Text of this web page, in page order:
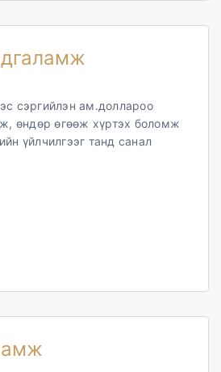
сэргийлэн ам.доллароо
өндөр өгөөж хүртэх боломж
үйлчилгээг танд санал